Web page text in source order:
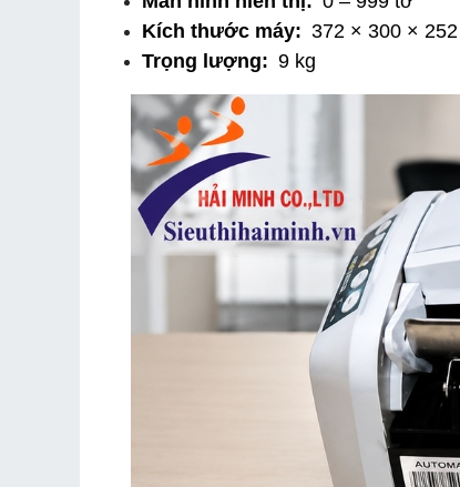
Kích thước máy: 372 × 300 ×
Trọng lượng: 9 kg